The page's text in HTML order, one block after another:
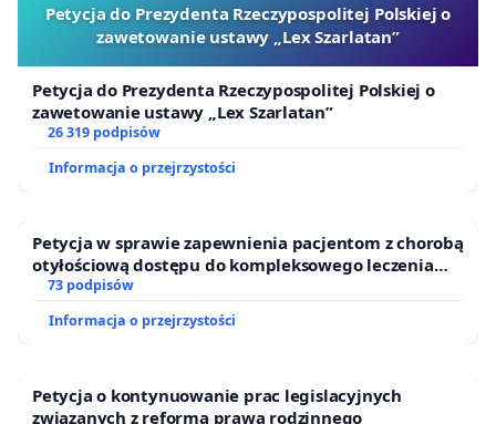
Petycja do Prezydenta Rzeczypospolitej Polskiej o
zawetowanie ustawy „Lex Szarlatan”
Petycja do Prezydenta Rzeczypospolitej Polskiej o
zawetowanie ustawy „Lex Szarlatan”
26 319 podpisów
Informacja o przejrzystości
Petycja w sprawie zapewnienia pacjentom z chorobą
otyłościową dostępu do kompleksowego leczenia
oraz programów profilaktycznych.
73 podpisów
Informacja o przejrzystości
Petycja o kontynuowanie prac legislacyjnych
związanych z reformą prawa rodzinnego